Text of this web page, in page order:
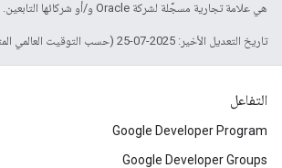
هي علامة تجارية مسجَّلة لشركة Oracle و/أو شركائها التابعين.
تاريخ التعديل الأخير: 2025-07-25 (حسب التوقيت العالمي المتفَّق عليه)
التفاعل
Google Developer Program
Google Developer Groups